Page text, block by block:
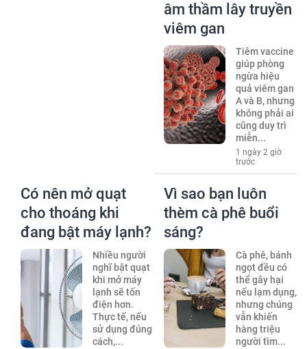
âm thầm lây truyền
viêm gan
Tiêm vaccine
giúp phòng
ngừa hiệu
quả viêm gan
A và B, nhưng
không phải ai
cũng duy trì
miễn...
1 ngày 2 giờ
trước
Có nên mở quạt
cho thoáng khi
đang bật máy lạnh?
Nhiều người
nghĩ bật quạt
khi mở máy
lạnh sẽ tốn
điện hơn.
Thực tế, nếu
sử dụng đúng
cách,...
Vì sao bạn luôn
thèm cà phê buổi
sáng?
Cà phê, bánh
ngọt đều có
thể gây hại
nếu lạm dụng,
nhưng chúng
vẫn khiến
hàng triệu
người tìm...